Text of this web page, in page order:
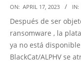
2023-
04-
17
ON: APRIL 17, 2023 IN:
Después de ser
ransomware , la
ya no está
BlackCat/ALPHV se